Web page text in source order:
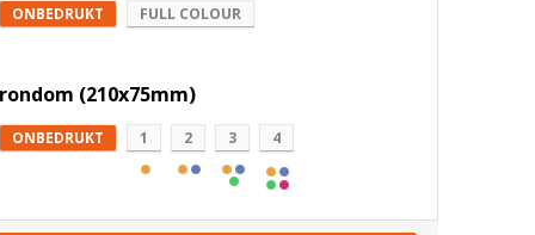
ONBEDRUKT FULL COLOUR
rondom (210x75mm)
ONBEDRUKT 1 2 3 4